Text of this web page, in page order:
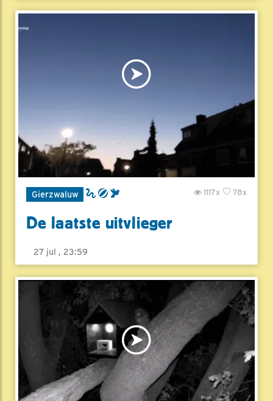
Gierzwaluw 78x
1117x
De laatste uitvlieger
27 jul , 23:59